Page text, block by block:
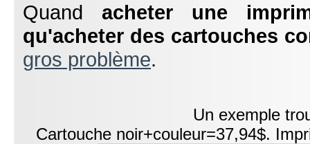
Quandacheter une
qu'acheter des cartouches
gros problème.
Un exemple
Cartouche noir+couleur=37,94$.